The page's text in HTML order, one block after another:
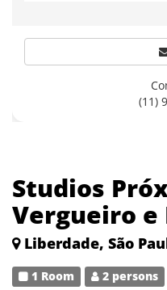
Studios
Vergueiro e
Liberdade, São
1 Room 2 persons
(11)